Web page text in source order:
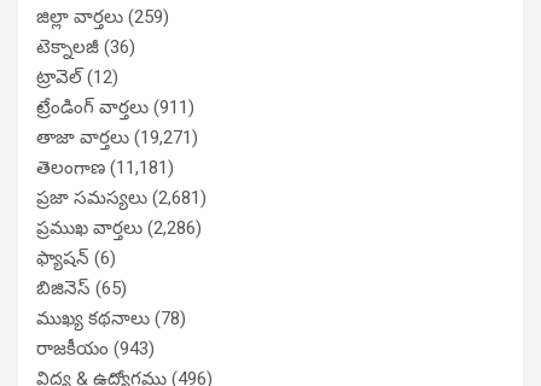
జిల్లా వార్తలు (259)
టెక్నాలజీ (36)
ట్రావెల్(12)
ట్రేండింగ్ వార్తలు (911)
తాజా వార్తలు (19,271)
తెలంగాణ (11,181)
ప్రజా సమస్యలు (2,681)
ప్రముఖ వార్తలు (2,286)
ఫ్యాషన్ (6)
బిజినెస్ (65)
ముఖ్య కథనాలు (78)
రాజకీయం (943)
విద్య & ఉద్యోగము (496)